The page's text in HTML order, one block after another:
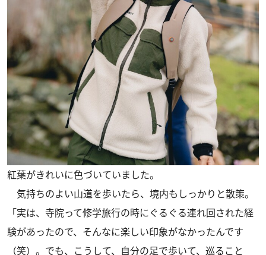
紅葉がきれいに色づいていました。
気持ちのよい山道を歩いたら、境内もしっかりと散策。
「実は、寺院って修学旅行の時にぐるぐる連れ回された経
験があったので、そんなに楽しい印象がなかったんです
（笑）。でも、こうして、自分の足で歩いて、巡ること